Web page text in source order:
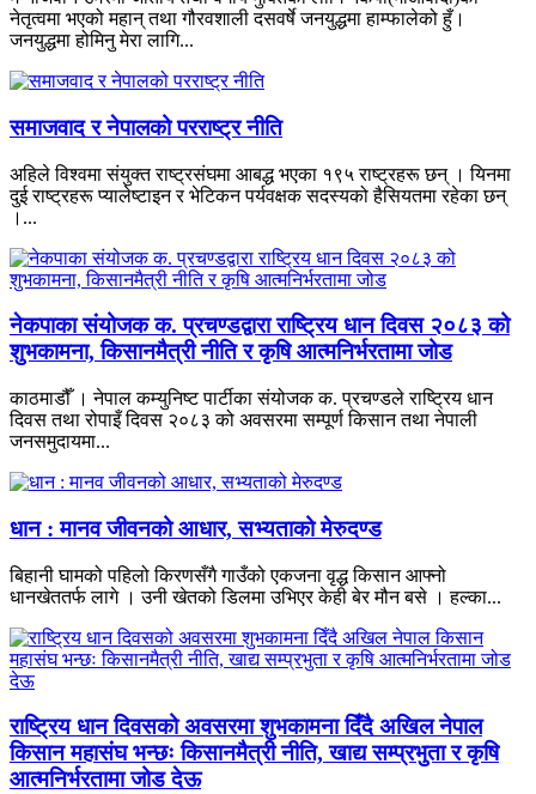
नेतृत्वमा भएको महान् तथा गौरवशाली दसवर्षे जनयुद्धमा हाम्फालेको हुँ।
जनयुद्धमा होमिनु मेरा लागि...
समाजवाद र नेपालको परराष्ट्र नीति
अहिले विश्वमा संयुक्त राष्ट्रसंघमा आबद्ध भएका १९५ राष्ट्रहरू छन् । यिनमा
दुई राष्ट्रहरू प्यालेष्टाइन र भेटिकन पर्यवक्षक सदस्यको हैसियतमा रहेका छन्
।...
नेकपाका संयोजक क. प्रचण्डद्वारा राष्ट्रिय धान दिवस २०८३ को
शुभकामना, किसानमैत्री नीति र कृषि आत्मनिर्भरतामा जोड
काठमाडौँ । नेपाल कम्युनिष्ट पार्टीका संयोजक क. प्रचण्डले राष्ट्रिय धान
दिवस तथा रोपाइँ दिवस २०८३ को अवसरमा सम्पूर्ण किसान तथा नेपाली
जनसमुदायमा...
धान : मानव जीवनको आधार, सभ्यताको मेरुदण्ड
बिहानी घामको पहिलो किरणसँगै गाउँको एकजना वृद्ध किसान आफ्नो
धानखेततर्फ लागे । उनी खेतको डिलमा उभिएर केही बेर मौन बसे । हल्का...
राष्ट्रिय धान दिवसको अवसरमा शुभकामना दिँदै अखिल नेपाल
किसान महासंघ भन्छः किसानमैत्री नीति, खाद्य सम्प्रभुता र कृषि
आत्मनिर्भरतामा जोड देऊ